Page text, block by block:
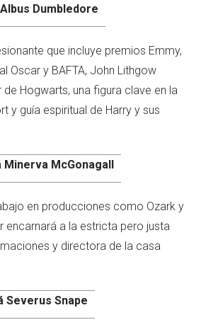
Dumbledore
que incluye premios Emmy,
Oscar y BAFTA, John Lithgow
Hogwarts, una figura clave en la
y guía espiritual de Harry y sus
McGonagall
en producciones como Ozark y
encarnará a la estricta pero justa
y directora de la casa
Severus Snape